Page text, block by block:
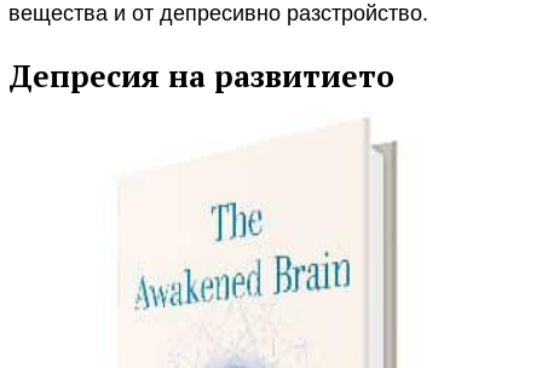
вещества и от депресивно разстройство.
Депресия на развитието